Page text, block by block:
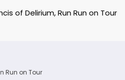
of Delirium, Run Run on Tour